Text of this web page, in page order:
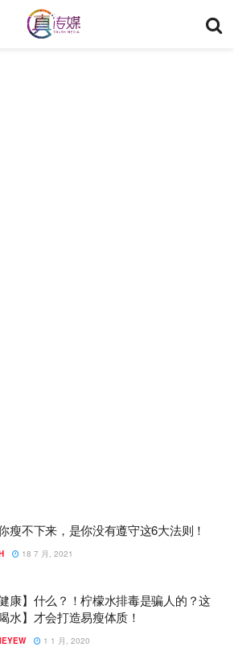
瘦不下来，是你没有遵守这6大法则！
18 7 月, 2021
健康】什么？！柠檬水排毒是骗人的？这
水】才会打造易瘦体质！
1 1 月, 2020